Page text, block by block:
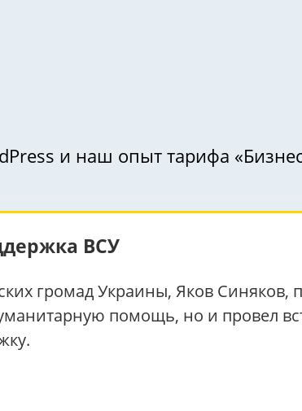
и наш опыт тарифа
ВСУ
громад Украины, Яков Синяков,
помощь, но и провел